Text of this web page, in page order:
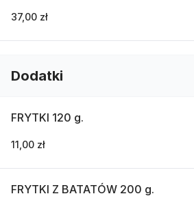
37,00 zł
Dodatki
FRYTKI 120 g.
11,00 zł
FRYTKI Z BATATÓW 200 g.